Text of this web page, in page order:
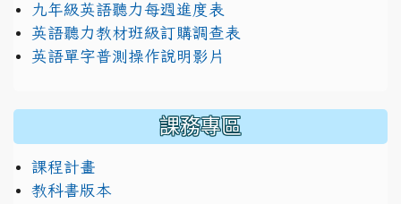
九年級英語聽力每週進度表
英語聽力教材班級訂購調查表
英語單字普測操作說明影片
課務專區
課程計畫
教科書版本